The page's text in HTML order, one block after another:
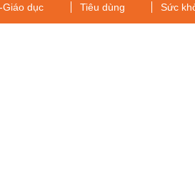
Giáo dục Tiêu dùng Sức